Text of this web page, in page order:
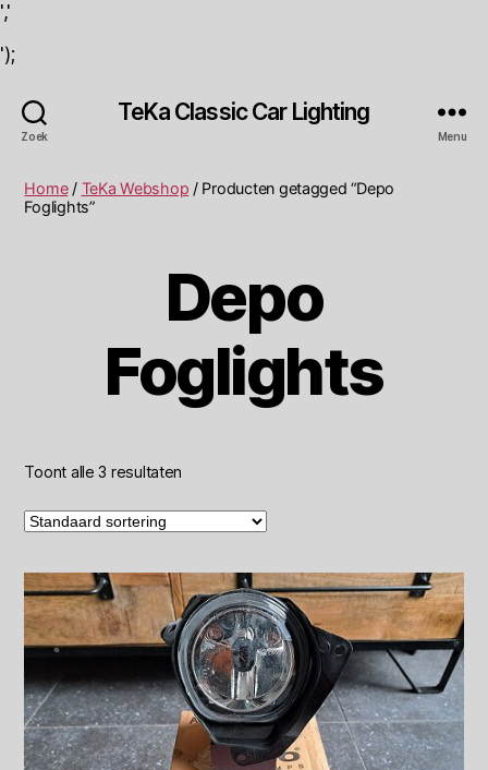
','
');
Zoek
TeKa Classic Car Lighting
Menu
Home/ TeKa Webshop / Producten getagged “Depo
Foglights”
Depo
Foglights
Toont alle 3 resultaten